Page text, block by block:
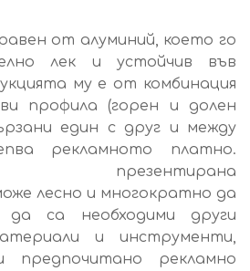
от алуминий, което го
лек и устойчив във
му е от комбинация
профила (горен и долен
един с друг и между
рекламното платно.
презентирана
лесно и многократно да
са необходими други
и инструменти,
предпочитано рекламно